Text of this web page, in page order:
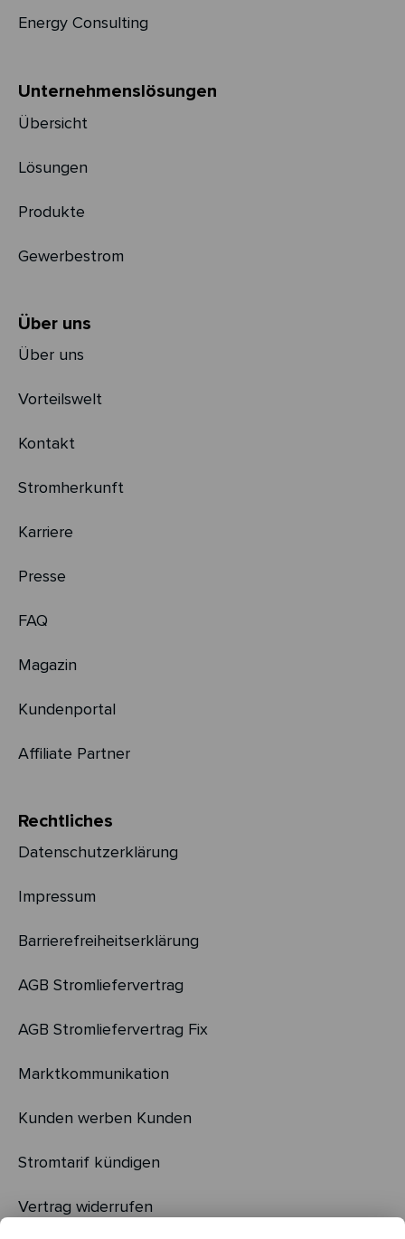
Energy Consulting
Unternehmens­­lösungen
Übersicht
Lösungen
Produkte
Gewerbestrom
Über uns
Über uns
Vorteilswelt
Kontakt
Stromherkunft
Karriere
Presse
FAQ
Magazin
Kundenportal
Affiliate Partner
Rechtliches
Datenschutzerklärung
Impressum
Barrierefreiheitserklärung
AGB Stromliefervertrag
AGB Stromliefervertrag Fix
Marktkommunikation
Kunden werben Kunden
Stromtarif kündigen
Vertrag widerrufen